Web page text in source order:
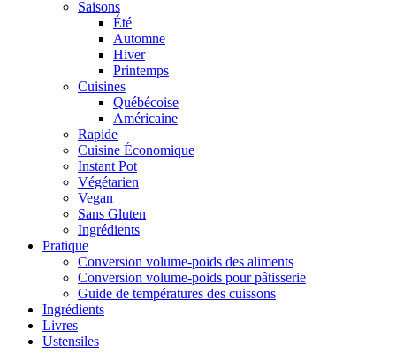
Saisons
Été
Automne
Hiver
Printemps
Cuisines
Québécoise
Américaine
Rapide
Cuisine Économique
Instant Pot
Végétarien
Vegan
Sans Gluten
Ingrédients
Pratique
Conversion volume-poids des aliments
Conversion volume-poids pour pâtisserie
Guide de températures des cuissons
Ingrédients
Livres
Ustensiles